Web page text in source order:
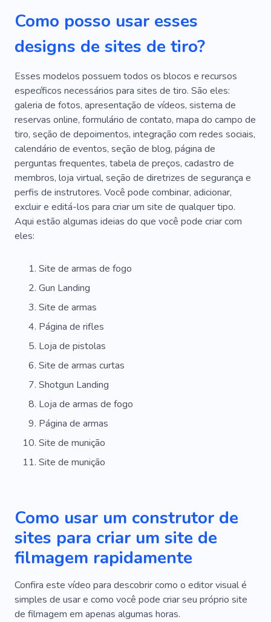
Vestuário
Beleza
Alfaiataria Personalizada
Modelo De Cabelos Escuros
Elétrica
Guru Da Moda
Fashionista
Cavalos
Modelagem
Guru De Estilo
Tecnologia
Eletrônica
Reserva Drones
Armas
Pistola
Filmando Para Anúncios
Celebridade
Família Objeto
Prédio
Clarão
Pessoas Casal
Engraçado
Como posso usar esses
designs de sites de tiro?
Esses modelos possuem todos os blocos e recursos
específicos necessários para sites de tiro. São eles:
galeria de fotos, apresentação de vídeos, sistema de
reservas online, formulário de contato, mapa do campo de
tiro, seção de depoimentos, integração com redes sociais,
calendário de eventos, seção de blog, página de
perguntas frequentes, tabela de preços, cadastro de
membros, loja virtual, seção de diretrizes de segurança e
perfis de instrutores. Você pode combinar, adicionar,
excluir e editá-los para criar um site de qualquer tipo.
Aqui estão algumas ideias do que você pode criar com
eles:
Site de armas de fogo
Gun Landing
Site de armas
Página de rifles
Loja de pistolas
Site de armas curtas
Shotgun Landing
Loja de armas de fogo
Página de armas
Site de munição
Site de munição
Como usar um construtor de
sites para criar um site de
filmagem rapidamente
Confira este vídeo para descobrir como o editor visual é
simples de usar e como você pode criar seu próprio site
de filmagem em apenas algumas horas.